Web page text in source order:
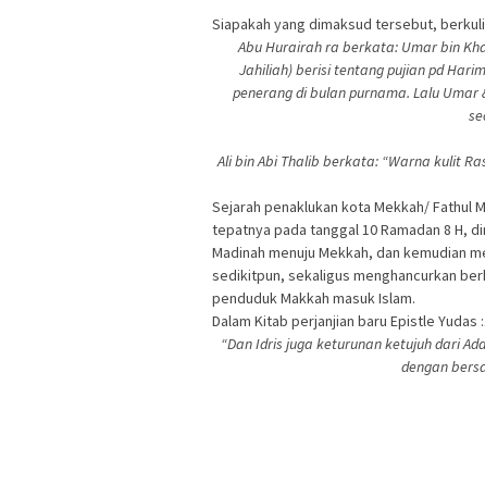
Siapakah yang dimaksud tersebut,
Abu Hurairah ra berkata: Umar bin
Jahiliah) berisi tentang pujian pd
penerang di bulan purnama. Lalu
Ali bin Abi Thalib berkata: “Warna kulit
Sejarah penaklukan kota Mekkah/ Fathul
tepatnya pada tanggal 10 Ramadan 8 H,
Madinah menuju Mekkah, dan kemudian
sedikitpun, sekaligus menghancurkan
penduduk Makkah masuk Islam.
Dalam Kitab perjanjian baru Epistle Yudas
“Dan Idris juga keturunan ketujuh dari
dengan